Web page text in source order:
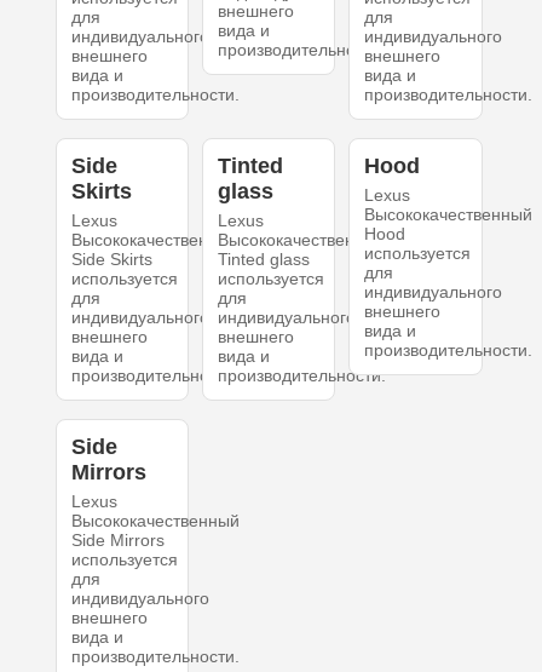
для
индивидуального
внешнего
вида и
производительности.
внешнего
вида и
производительности.
для
индивидуального
внешнего
вида и
производительности.
Side
Skirts
Lexus
Высококачественный
Side Skirts
используется
для
индивидуального
внешнего
вида и
производительности.
Tinted
glass
Lexus
Высококачественный
Tinted glass
используется
для
индивидуального
внешнего
вида и
производительности.
Hood
Lexus
Высококачественный
Hood
используется
для
индивидуального
внешнего
вида и
производительности.
Side
Mirrors
Lexus
Высококачественный
Side Mirrors
используется
для
индивидуального
внешнего
вида и
производительности.